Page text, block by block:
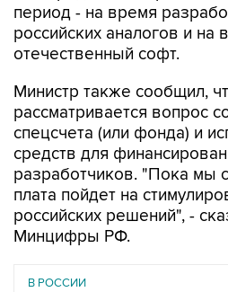
период - на время
российских аналогов и на
отечественный софт.
Министр также сообщил,
рассматривается вопрос
спецсчета (или фонда) и
средств для
разработчиков. "Пока мы
плата пойдет на
российских решений", -
Минцифры РФ.
В РОССИИ